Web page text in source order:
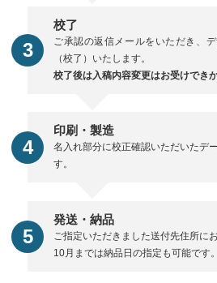
校了
ご承認の返信メールをいただき、
（校了）いたします。
校了後は入稿内容変更はお受けできか
印刷・製造
名入れ部分に校正確認いただいたデ
す。
発送・納品
ご指定いただきました送付先住所に
10月までは納品日の指定も可能です。